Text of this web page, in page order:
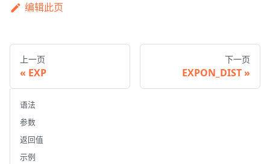
编辑此页
上一页
EXP
下一页
EXPON_DIST
语法
参数
返回值
示例